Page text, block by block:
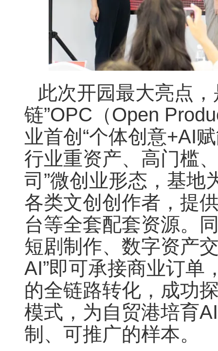
此次开园最大亮点
链”OPC（Open
业首创“个体创意+AI
行业重资产、高门槛
司”微创业形态，基地
各类文创创作者，提
台等全套配套资源。
短剧制作、数字资产
AI”即可承接商业订单
的全链路转化，成功
模式，为自贸港培育
制、可推广的样本。